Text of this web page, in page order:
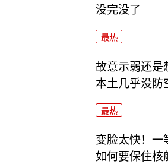
没完没了
最热
故意示弱还是
本土几乎没防
最热
变脸太快！一
如何要保住核